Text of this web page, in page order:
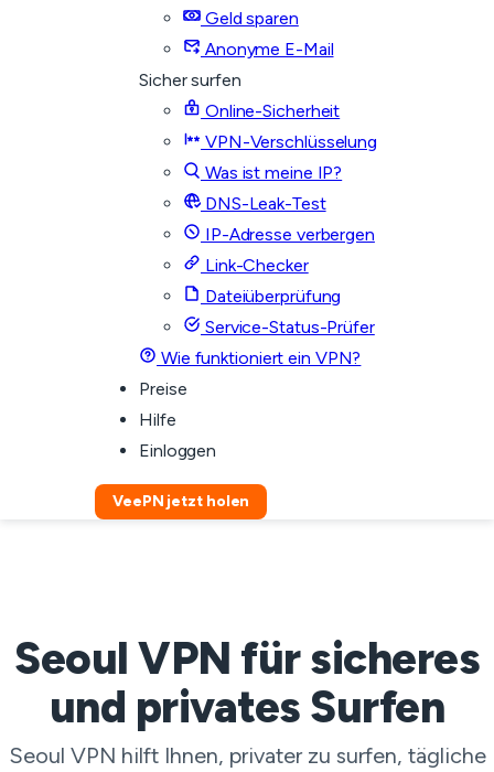
Geld sparen
Anonyme E-Mail
Sicher surfen
Online-Sicherheit
VPN-Verschlüsselung
Was ist meine IP?
DNS-Leak-Test
IP-Adresse verbergen
Link-Checker
Dateiüberprüfung
Service-Status-Prüfer
Wie funktioniert ein VPN?
Preise
Hilfe
Einloggen
VeePN jetzt holen
Seoul VPN für sicheres
und privates Surfen
Seoul VPN hilft Ihnen, privater zu surfen, tägliche